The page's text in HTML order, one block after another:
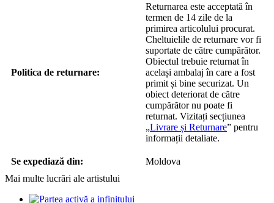
Politica de returnare:
Returnarea este acceptată în
termen de 14 zile de la
primirea articolului procurat.
Cheltuielile de returnare vor fi
suportate de către cumpărător.
Obiectul trebuie returnat în
același ambalaj în care a fost
primit și bine securizat. Un
obiect deteriorat de către
cumpărător nu poate fi
returnat. Vizitați secțiunea
„Livrare și Returnare” pentru
informații detaliate.
Se expediază din:
Moldova
Mai multe lucrări ale artistului